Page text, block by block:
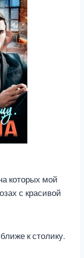
которых мой
с красивой
к столику.